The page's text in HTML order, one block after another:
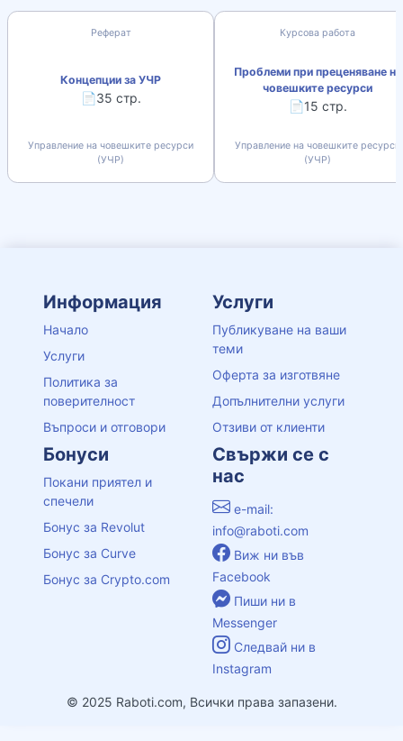
Реферат
Концепции за УЧР
📄35 стр.
Управление на човешките ресурси
(УЧР)
Курсова работа
Проблеми при преценяване на
човешките ресурси
📄15 стр.
Управление на човешките ресурси
(УЧР)
Информация
Начало
Услуги
Политика за
поверителност
Въпроси и отговори
Услуги
Публикуване на ваши
теми
Оферта за изготвяне
Допълнителни услуги
Отзиви от клиенти
Бонуси
Покани приятел и
спечели
Бонус за Revolut
Бонус за Curve
Бонус за Crypto.com
Свържи се с
нас
e-mail:
info@raboti.com
Виж ни във
Facebook
Пиши ни в
Messenger
Следвай ни в
Instagram
© 2025 Raboti.com, Всички права запазени.